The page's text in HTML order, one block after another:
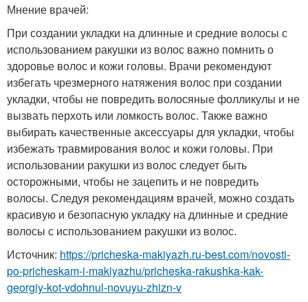
Мнение врачей:
При создании укладки на длинные и средние волосы с
использованием ракушки из волос важно помнить о
здоровье волос и кожи головы. Врачи рекомендуют
избегать чрезмерного натяжения волос при создании
укладки, чтобы не повредить волосяные фолликулы и не
вызвать перхоть или ломкость волос. Также важно
выбирать качественные аксессуары для укладки, чтобы
избежать травмирования волос и кожи головы. При
использовании ракушки из волос следует быть
осторожными, чтобы не зацепить и не повредить
волосы. Следуя рекомендациям врачей, можно создать
красивую и безопасную укладку на длинные и средние
волосы с использованием ракушки из волос.
Источник: https://pricheska-makiyazh.ru-best.com/novosti-
po-pricheskam-i-makiyazhu/pricheska-rakushka-kak-
georgiy-kot-vdohnul-novuyu-zhizn-v